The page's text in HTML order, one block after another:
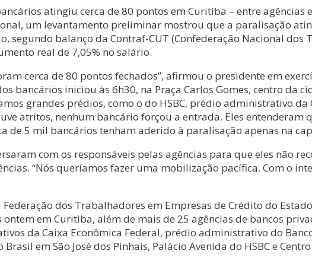
atingiu cerca de 80 pontos em Curitiba – entre
um levantamento preliminar mostrou que a paralisação
segundo balanço da Contraf-CUT (Confederação Nacional
real de 7,05% no salário.
cerca de 80 pontos fechados”, afirmou o presidente em
bancários iniciou às 6h30, na Praça Carlos Gomes, centro da
grandes prédios, como o do HSBC, prédio administrativo
atritos, nenhum bancário forçou a entrada. Eles entenderam
de 5 mil bancários tenham aderido à paralisação apenas na
com os responsáveis pelas agências para que eles não
“Nós queríamos fazer uma mobilização pacífica. Com o
dos Trabalhadores em Empresas de Crédito do
em Curitiba, além de mais de 25 agências de bancos
da Caixa Econômica Federal, prédio administrativo do
em São José dos Pinhais, Palácio Avenida do HSBC e